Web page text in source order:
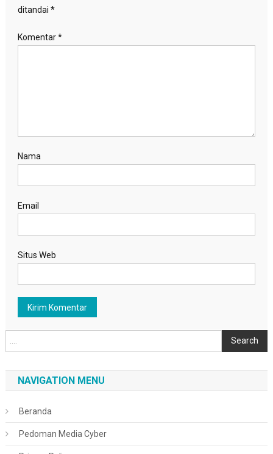
ditandai *
Komentar*
Nama
Email
Situs Web
Search
NAVIGATION MENU
Beranda
Pedoman Media Cyber